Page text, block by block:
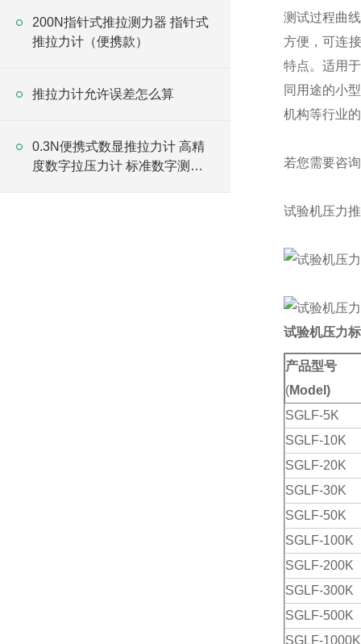
200N指针式推拉测力器 指针式
推拉力计（便携款）
推拉力计允许误差怎么算
0.3N便携式数显推拉力计 高精
度数字拉压力计 标准数字测力
测试过程曲
方便，可连
特点。适用
同用途的小
机构等行业
若您需要咨
试验机压力
试验机压力
产品型号
(Model)
SGLF-5K
SGLF-10K
SGLF-20K
SGLF-30K
SGLF-50K
SGLF-100K
SGLF-200K
SGLF-300K
SGLF-500K
SGLF-1000K